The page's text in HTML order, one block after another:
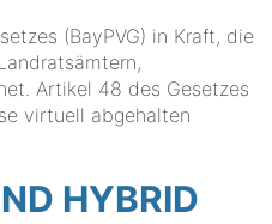
(BayPVG) in Kraft, die
Artikel 48 des Gesetzes
virtuell abgehalten
HYBRID